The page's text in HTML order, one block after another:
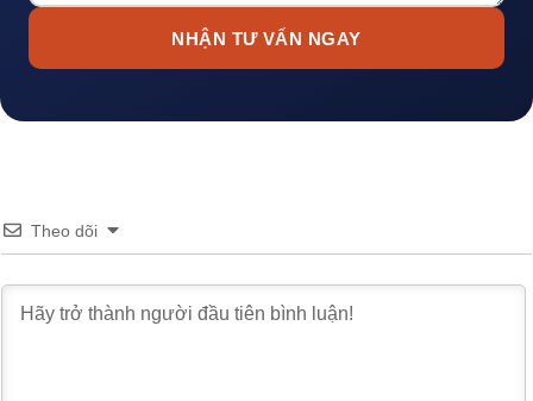
NHẬN TƯ VẤN NGAY
Theo dõi